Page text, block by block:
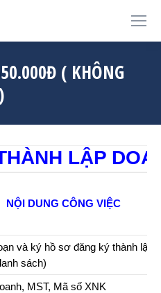
( KHÔNG
LẬP
NỘI DUNG CÔNG VIỆC
và ký hồ sơ đăng ký thành lập
sách)
MST, Mã số XNK